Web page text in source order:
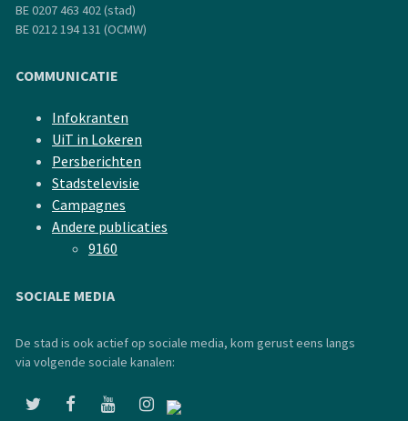
BE 0207 463 402 (stad)
BE 0212 194 131 (OCMW)
COMMUNICATIE
Infokranten
UiT in Lokeren
Persberichten
Stadstelevisie
Campagnes
Andere publicaties
9160
SOCIALE MEDIA
De stad is ook actief op sociale media, kom gerust eens langs
via volgende sociale kanalen: